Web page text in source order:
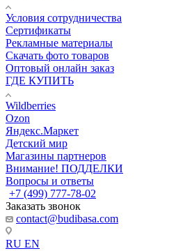
Условия сотрудничества
Сертификаты
Рекламные материалы
Скачать фото товаров
Оптовый онлайн заказ
ГДЕ КУПИТЬ
Wildberries
Ozon
Яндекс.Маркет
Детский мир
Магазины партнеров
Внимание! ПОДДЕЛКИ
Вопросы и ответы
+7 (499) 777-78-02
Заказать звонок
contact@budibasa.com
RU EN